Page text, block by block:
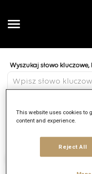
Toggle
PL
access_time
This website uses cookies to
content and experience.
Reject All